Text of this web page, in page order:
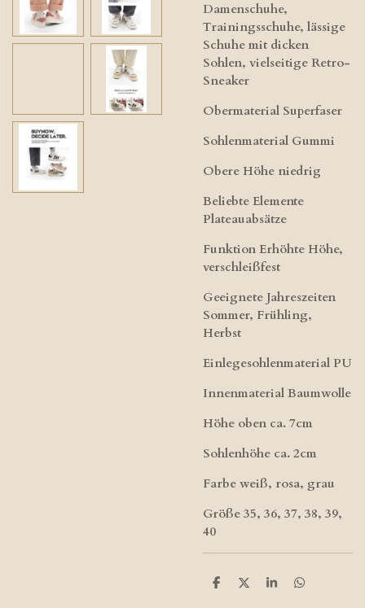
Damenschuhe,
Trainingsschuhe, lässige
Schuhe mit dicken
Sohlen, vielseitige Retro-
Sneaker
Obermaterial Superfaser
Sohlenmaterial Gummi
Obere Höhe niedrig
Beliebte Elemente
Plateauabsätze
Funktion Erhöhte Höhe,
verschleißfest
Geeignete Jahreszeiten
Sommer, Frühling,
Herbst
Einlegesohlenmaterial PU
Innenmaterial Baumwolle
Höhe oben ca. 7cm
Sohlenhöhe ca. 2cm
Farbe weiß, rosa, grau
Größe 35, 36, 37, 38, 39,
40
T
T
T
T